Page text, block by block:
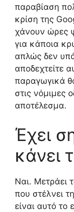
παραβίαση
κρίση της
χάνουν ώρες
για κάποια
απλώς δεν
αποδεχτείτε
παραγωγικά
στις νόμιμες
αποτέλεσμα.
Έχει
κάνει
Ναι. Μετράει
που στέλνει
είναι αυτό το